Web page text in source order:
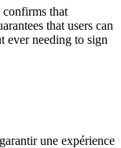
confirms that
that users can
needing to sign
une expérience